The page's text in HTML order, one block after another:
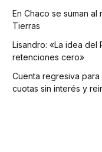
En Chaco se suman
Tierras
Lisandro: «La idea del
retenciones cero»
Cuenta regresiva para
cuotas sin interés y